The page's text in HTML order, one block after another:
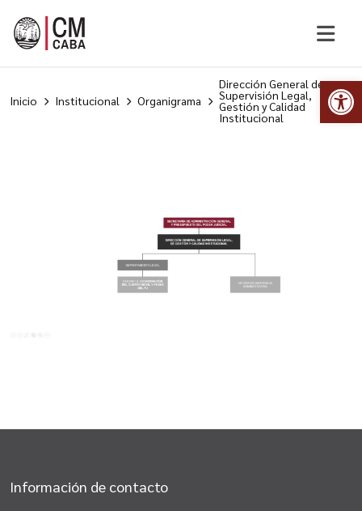
Inicio Institucional Organigrama
Dirección General de
Supervisión Legal,
Gestión y Calidad
Institucional
Información de contacto